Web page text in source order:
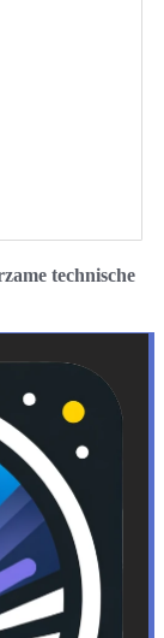
technische